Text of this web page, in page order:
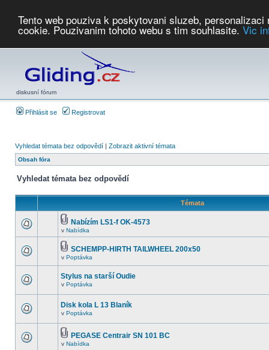
Tento web pouziva k poskytovani sluzeb,
cookie. Pouzivanim tohoto webu s tim souhlasite. Vic
diskusní fórum
Přihlásit se Registrovat
Vyhledat témata bez odpovědí | Zobrazit aktivní témata
Obsah fóra
Vyhledat témata bez odpovědí
Témata
Nabízím LS1-f OK-4573
v Nabídka
SCHEMPP-HIRTH TAILWHEEL 200x50
v Poptávka
Stylus na starší Oudie
v Poptávka
Disk kola L 13 Blaník
v Poptávka
PEGASE Centrair SN 101 BC
v Nabídka